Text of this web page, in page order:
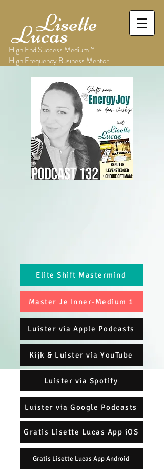
Lisette
Lucas
High End Success Medium™
High Frequency Business Mentor
Elite Shift Mastermind
Master Je Inner-Medium 1
Luister via Apple Podcasts
Kijk & Luister via YouTube
Luister via Spotify
Luister via Google Podcasts
Gratis Lisette Lucas App iOS
Gratis Lisette Lucas App Android